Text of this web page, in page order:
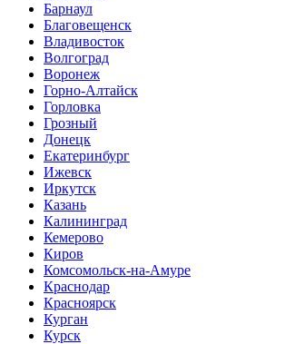
Барнаул
Благовещенск
Владивосток
Волгоград
Воронеж
Горно-Алтайск
Горловка
Грозный
Донецк
Екатеринбург
Ижевск
Иркутск
Казань
Калининград
Кемерово
Киров
Комсомольск-на-Амуре
Краснодар
Красноярск
Курган
Курск